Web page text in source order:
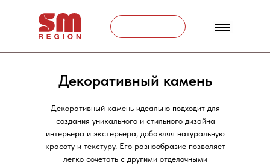
Декоративный камень
Декоративный камень идеально подходит для
создания уникального и стильного дизайна
интерьера и экстерьера, добавляя натуральную
красоту и текстуру. Его разнообразие позволяет
легко сочетать с другими отделочными